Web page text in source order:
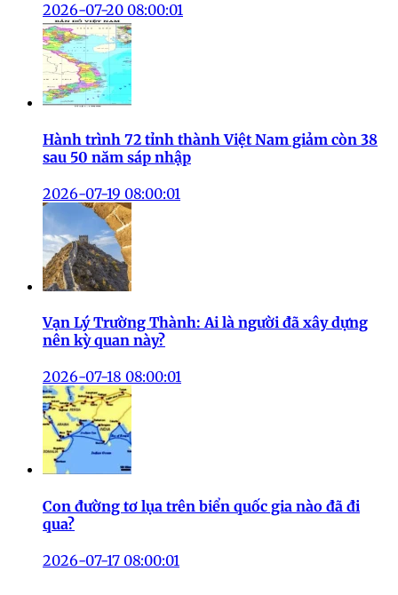
2026-07-20 08:00:01
Hành trình 72 tỉnh thành Việt Nam giảm còn 38
sau 50 năm sáp nhập
2026-07-19 08:00:01
Vạn Lý Trường Thành: Ai là người đã xây dựng
nên kỳ quan này?
2026-07-18 08:00:01
Con đường tơ lụa trên biển quốc gia nào đã đi
qua?
2026-07-17 08:00:01